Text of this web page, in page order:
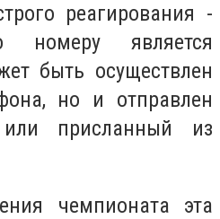
реагирования -
является
быть осуществлен
но и отправлен
или присланный из
чемпионата эта